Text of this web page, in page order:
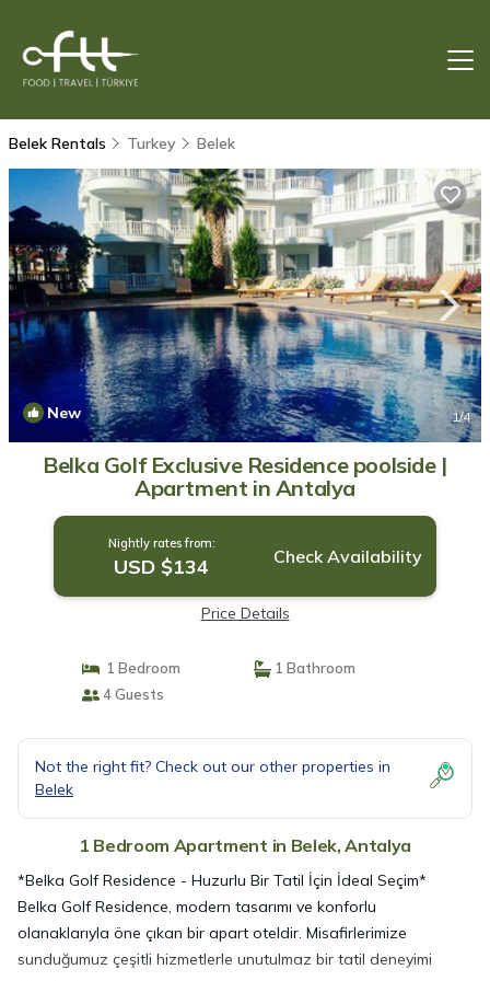
Belek Rentals Turkey Belek
New 1/4
Belka Golf Exclusive Residence poolside |
Apartment in Antalya
Nightly rates from:
USD $134 Check Availability
Price Details
1 Bedroom
1 Bathroom
4 Guests
Not the right fit? Check out our other properties in
Belek
1 Bedroom Apartment in Belek, Antalya
*Belka Golf Residence - Huzurlu Bir Tatil İçin İdeal Seçim*
Belka Golf Residence, modern tasarımı ve konforlu
olanaklarıyla öne çıkan bir apart oteldir. Misafirlerimize
sunduğumuz çeşitli hizmetlerle unutulmaz bir tatil deneyimi